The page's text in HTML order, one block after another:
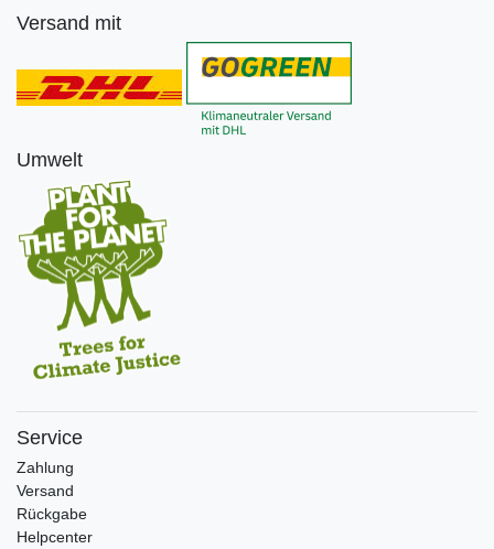
Versand mit
Umwelt
Service
Zahlung
Versand
Rückgabe
Helpcenter